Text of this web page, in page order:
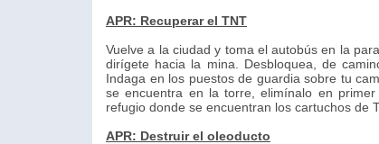
APR: Recuperar el TNT
Vuelve a la ciudad y toma el autobús en la
dirígete hacia la mina. Desbloquea, de
Indaga en los puestos de guardia sobre tu
se encuentra en la torre, elimínalo en
refugio donde se encuentran los cartuchos de
APR: Destruir el oleoducto